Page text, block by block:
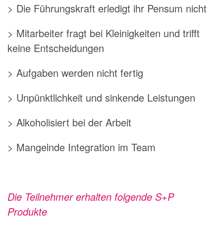
> Die Führungskraft erledigt ihr Pensum nicht
> Mitarbeiter fragt bei Kleinigkeiten und trifft
keine Entscheidungen
> Aufgaben werden nicht fertig
> Unpünktlichkeit und sinkende Leistungen
> Alkoholisiert bei der Arbeit
> Mangelnde Integration im Team
Die Teilnehmer erhalten folgende S+P
Produkte